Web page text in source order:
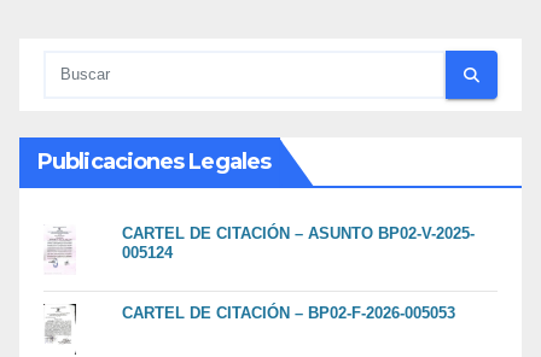
Publicaciones Legales
CARTEL DE CITACIÓN – ASUNTO BP02-V-2025-
005124
CARTEL DE CITACIÓN – BP02-F-2026-005053